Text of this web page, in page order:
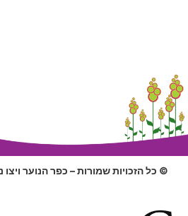
© כל הזכויות שמורות – כפר הנוער ויצו